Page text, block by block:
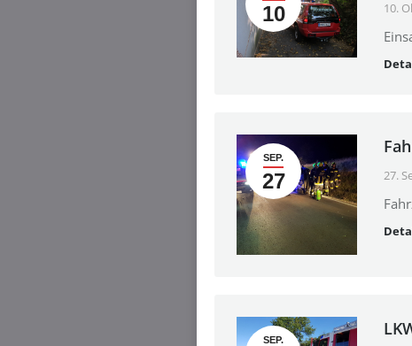
10 10.
SEP.
27 27.
SEP.